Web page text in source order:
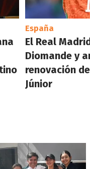
España
El Real
Diomande y
renovación
Júnior